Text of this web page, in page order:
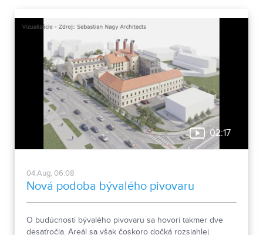
02:17
04.Aug, 06:08
Nová podoba bývalého pivovaru
O budúcnosti bývalého pivovaru sa hovorí takmer dve
desaťročia. Areál sa však čoskoro dočká rozsiahlej